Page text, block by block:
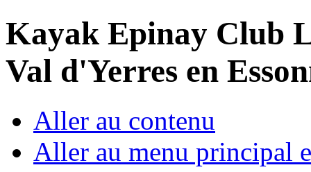
Kayak Epinay Club
Val d'Yerres en
Aller au contenu
Aller au menu principal